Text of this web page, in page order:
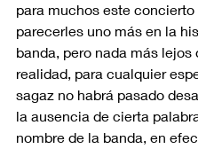
para muchos este concierto
parecerles uno más en la
banda, pero nada más lejos
realidad, para cualquier
sagaz no habrá pasado
la ausencia de cierta
nombre de la banda, en